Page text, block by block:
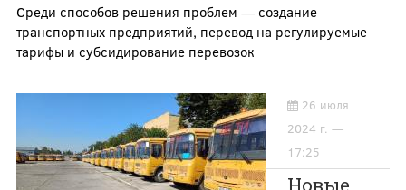
Среди способов решения проблем — создание
транспортных предприятий, перевод на регулируемые
тарифы и субсидирование перевозок
26 июля
2024 г. —
17:25
Новые